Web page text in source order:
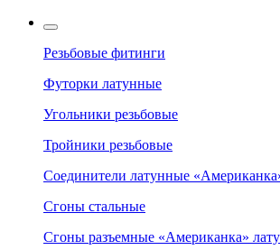
Резьбовые фитинги
Футорки латунные
Угольники резьбовые
Тройники резьбовые
Соединители латунные
Сгоны стальные
Сгоны разъемные «Американка»